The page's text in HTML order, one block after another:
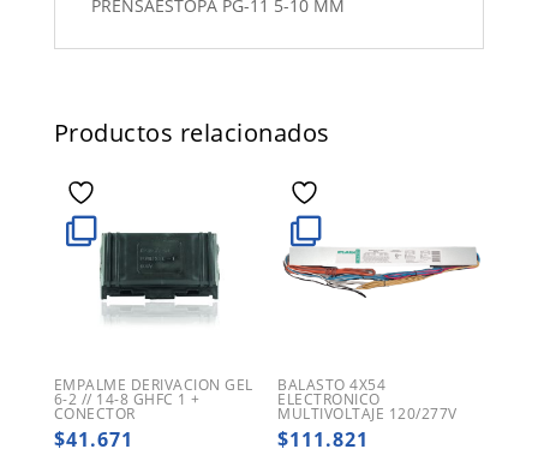
PRENSAESTOPA PG-11 5-10 MM
Productos relacionados
EMPALME DERIVACION GEL
6-2 // 14-8 GHFC 1 +
CONECTOR
$41.671
BALASTO 4X54
ELECTRONICO
MULTIVOLTAJE 120/277V
$111.821